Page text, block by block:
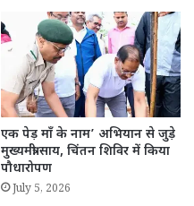
एक पेड़ माँ के नाम’ अभियान से जुड़े
मुख्यमंत्री साय, चिंतन शिविर में किया
पौधारोपण
July 5, 2026